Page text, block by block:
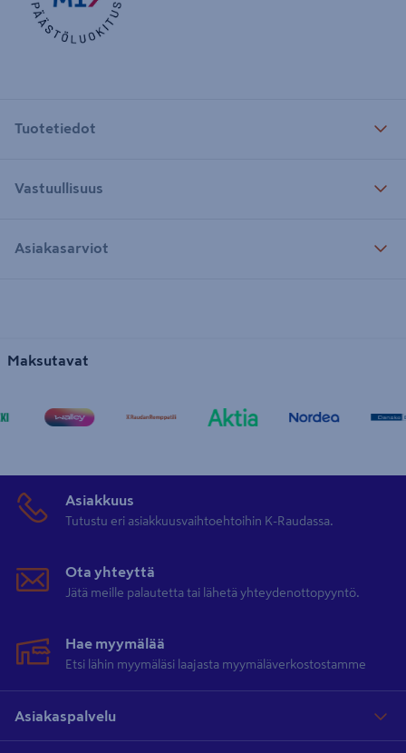
Tuotetiedot
Vastuullisuus
Asiakasarviot
Maksutavat
Asiakkuus
Tutustu eri asiakkuusvaihtoehtoihin K-Raudassa.
Ota yhteyttä
Jätä meille palautetta tai lähetä yhteydenottopyyntö.
Hae myymälää
Etsi lähin myymäläsi laajasta myymäläverkostostamme
Asiakaspalvelu